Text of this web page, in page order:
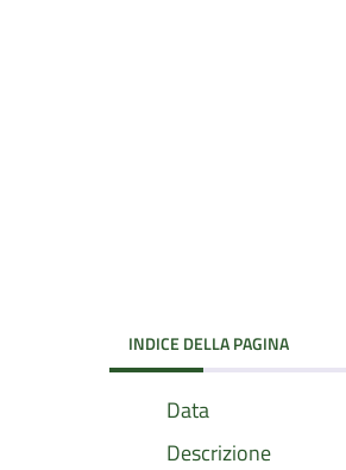
INDICE DELLA PAGINA
Data
Descrizione